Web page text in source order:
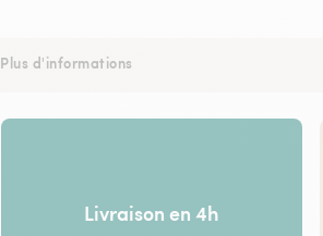
Plus d'informations
Livraison en 4h